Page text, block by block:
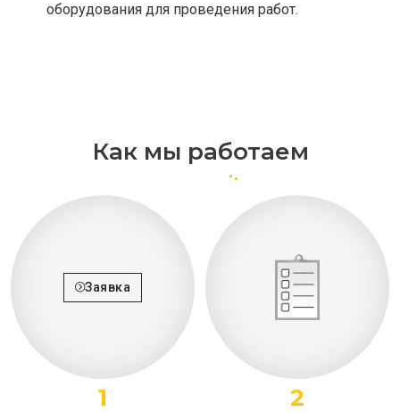
оборудования для проведения работ.
Как мы работаем
Заявка
1 2